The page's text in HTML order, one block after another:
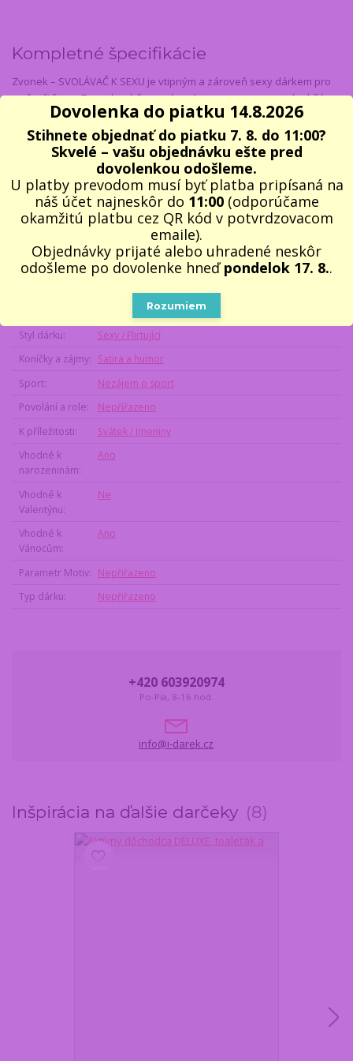
Kompletné špecifikácie
Zvonek – SVOLÁVAČ K SEXU je vtipným a zároveň sexy dárkem pro
muže, či ženu. Zvonek má červený podstavec a na samotném bílém
zvonku je nápis „Svolávač k sexu“a propojené symboly mužského
a ženského pohlaví. Stačí na zvonek zazvonit a možná se budou dít
zázračné věci. Doporučujeme jako vtipný sexy dárek k narozeninám,
k svátku, či jako vtipný dárek k výročí vztahu nebo jako vtipný
svatební dar.
Rozměr: průměr zvonku cca 8,5 cm, výška s tlačítkem cca 6 cm
Materiál:kov
Parametre
Unisex (muži i ženy)
Styl dárku
Sexy / Flirtující
Koníčky a zájmy
Satira a humor
Sport
Nezájem o sport
Povolání a role
Nepřířazeno
K příležitosti
Svátek / Jmeniny
Vhodné k
narozeninám
Ano
Vhodné k
Valentýnu
Ne
Vhodné k
Vánocům
Ano
Parametr Motiv
Nepřiřazeno
Typ dárku
Nepřiřazeno
+420 603920974
Po-Pia, 8-16 hod.
info@i-darek.cz
Inšpirácia na ďalšie darčeky 8
Dovolenka do piatku 14.8.2026
Stihnete objednať do piatku 7. 8. do 11:00?
Skvelé – vašu objednávku ešte pred
dovolenkou odošleme.
U platby prevodom musí byť platba pripísaná na
náš účet najneskôr do 11:00(odporúčame
okamžitú platbu cez QR kód v potvrdzovacom
emaile).
Objednávky prijaté alebo uhradené neskôr
odošleme po dovolenke hneďpondelok 17. 8..
Rozumiem